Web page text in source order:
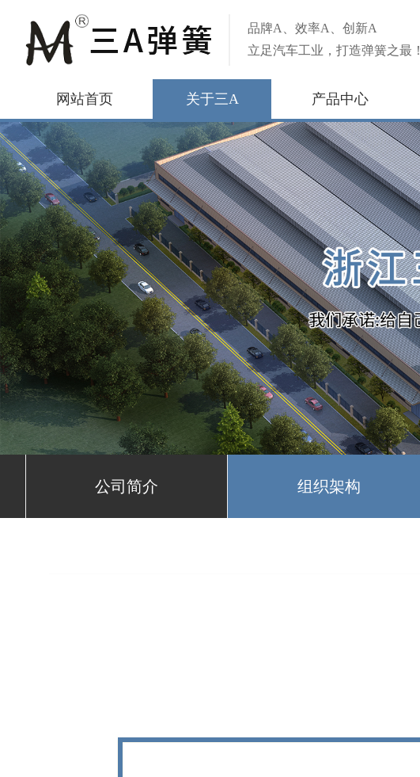
品牌A、效率A、创新A
立足汽车工业，打造弹簧之最！
网站首页 关于三A 产品中心
公司简介 组织架构